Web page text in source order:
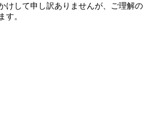
けして申し訳ありませんが、ご理解の
す。